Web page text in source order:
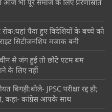
भी पूरे समाज के लिए प्रेरणास्रोत
रोक:यहां पैदा हुए विदेशियों के बच्चे को
सिटीजनशिप मजाक बनी
से जंग हुई तो छोटे एटम बम
के लिए नहीं
JPSC परीक्षा रद्द हो;
कहा- कांग्रेस आपके साथ